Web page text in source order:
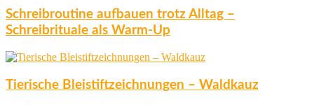
Schreibroutine aufbauen trotz Alltag –
Schreibrituale als Warm-Up
Tierische Bleistiftzeichnungen – Waldkauz